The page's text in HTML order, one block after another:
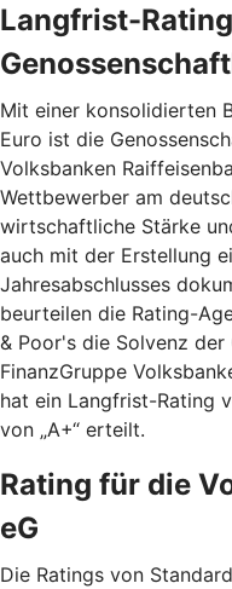
Langfrist-
Mit einer konsolidierten
Euro ist die
Volksbanken
Wettbewerber am
wirtschaftliche Stärke
auch mit der Erstellung
Jahresabschlusses
beurteilen die Rating-
& Poor's die Solvenz
FinanzGruppe
hat ein Langfrist-Rating
von „A+“ erteilt.
Rating für die
eG
Die Ratings von